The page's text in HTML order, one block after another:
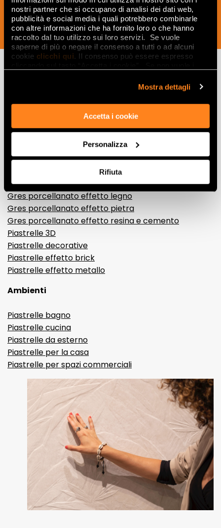
nostri partner che si occupano di analisi dei dati web,
pubblicità e social media i quali potrebbero combinarle
con altre informazioni che ha fornito loro o che hanno
raccolto dal tuo utilizzo sui loro servizi. Se vuole
saperne di più o negare il consenso a tutti o ad alcuni
cookie clicchi qui. Il consenso può essere espresso
Mostra dettagli
Accetta i cookie
Personalizza
Rifiuta
JETZT ABONNIEREN
ispirare
da ambienti
Effetti
Gres porcellanato effetto marmo
Gres porcellanato effetto legno
Gres porcellanato effetto pietra
Gres porcellanato effetto resina e cemento
Piastrelle 3D
Piastrelle decorative
Piastrelle effetto brick
Piastrelle effetto metallo
Ambienti
Piastrelle bagno
Piastrelle cucina
Piastrelle da esterno
Piastrelle per la casa
Piastrelle per spazi commerciali